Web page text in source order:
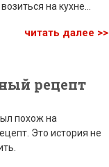
на кухне…
читать далее >>
рецепт
похож на
Это история не